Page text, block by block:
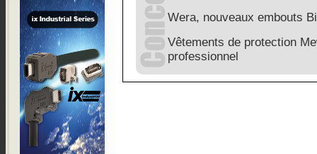
Wera, nouveaux embouts
Vêtements de protection
professionnel